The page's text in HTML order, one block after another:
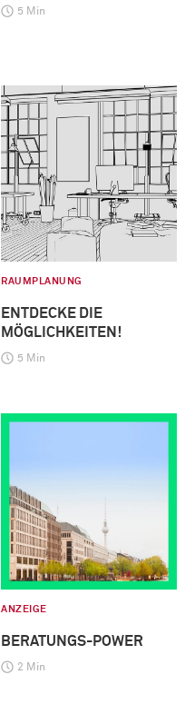
5 Min
RAUMPLANUNG
ENTDECKE DIE
MÖGLICHKEITEN!
5 Min
ANZEIGE
BERATUNGS-POWER
2 Min